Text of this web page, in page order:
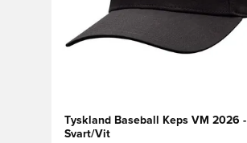
Tyskland Baseball Keps VM 2026 -
Svart/Vit